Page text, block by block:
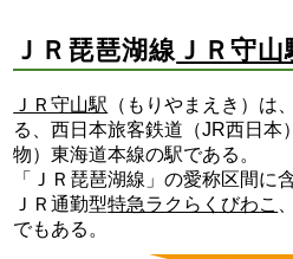
ＪＲ琵琶湖線 ＪＲ守山
ＪＲ守山駅 （もりやまえき）は
る、西日本旅客鉄道（JR西日本
物）東海道本線の駅である。
「ＪＲ琵琶湖線」の愛称区間に
ＪＲ通勤型特急ラクらくびわこ
でもある。